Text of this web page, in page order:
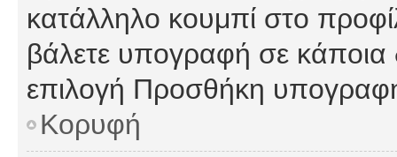
κατάλληλο κουμπί στο
βάλετε υπογραφή σε κάποια
επιλογή Προσθήκη
Κορυφή